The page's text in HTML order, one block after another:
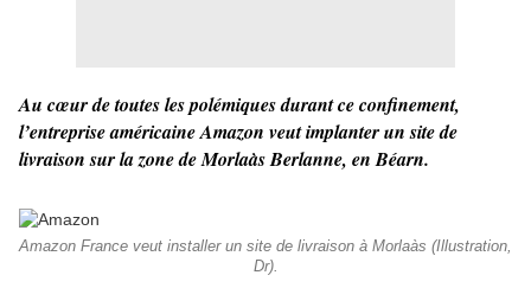
Au cœur de toutes les polémiques durant ce confinement,
l’entreprise américaine Amazon veut implanter un site de
livraison sur la zone de Morlaàs Berlanne, en Béarn.
Amazon France veut installer un site de livraison à Morlaàs (Illustration,
Dr).